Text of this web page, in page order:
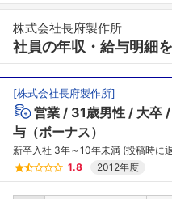
株式会社長府製作所
社員の年収・給与明細
[株式会社長府製作所]
営業 31歳男性 大卒
与（ボーナス）
新卒入社 3年～10年未満 (投稿時に
1.8
2012年度